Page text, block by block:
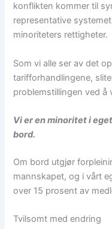
konflikten kommer til
representative
minoriteters rettigheter.
Som vi alle ser av det
tarifforhandlingene,
problemstillingen ved å
Vi er en minoritet i
bord.
Om bord utgjør
mannskapet, og i vårt
over 15 prosent av
Tvilsomt med endring